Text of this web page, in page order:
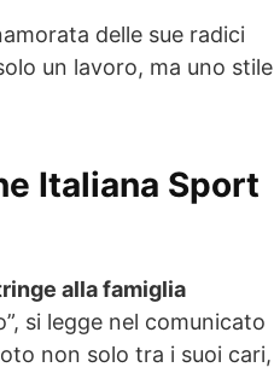
delle sue radici
un lavoro, ma uno stile
Italiana Sport
alla famiglia
si legge nel comunicato
non solo tra i suoi cari,